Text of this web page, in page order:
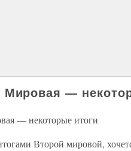
Мировая —
— некоторые итоги
Второй мировой,